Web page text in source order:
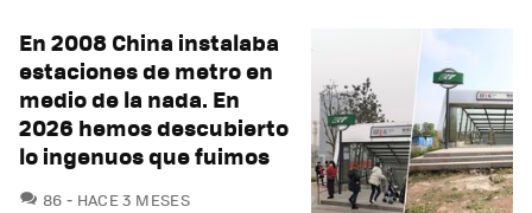
En 2008 China instalaba
estaciones de metro en
medio de la nada. En
2026 hemos descubierto
lo ingenuos que fuimos
86 COMENTARIOS
HACE 3 MESES